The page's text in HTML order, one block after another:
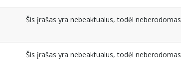
Šis įrašas yra nebeaktualus, todėl neberodomas
Šis įrašas yra nebeaktualus, todėl neberodomas